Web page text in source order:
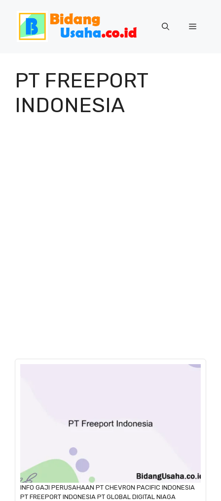
Menu
PT FREEPORT
INDONESIA
INFO GAJI PERUSAHAAN PT CHEVRON PACIFIC INDONESIA
PT FREEPORT INDONESIA PT GLOBAL DIGITAL NIAGA